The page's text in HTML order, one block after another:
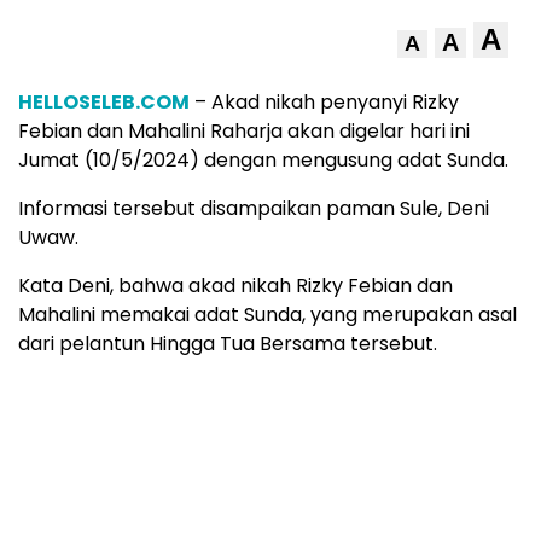
A A A
HELLOSELEB.COM – Akad nikah penyanyi Rizky
Febian dan Mahalini Raharja akan digelar hari ini
Jumat (10/5/2024) dengan mengusung adat Sunda.
Informasi tersebut disampaikan paman Sule, Deni
Uwaw.
Kata Deni, bahwa akad nikah Rizky Febian dan
Mahalini memakai adat Sunda, yang merupakan asal
dari pelantun Hingga Tua Bersama tersebut.